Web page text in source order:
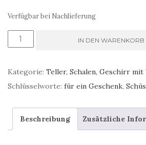
Verfügbar bei Nachlieferung
dessertschalen
Eis
IN DEN WARENKORB
Kategorie: Teller, Schalen, Geschirr
Schlüsselworte: für ein Geschenk,
Beschreibung Zusätzliche